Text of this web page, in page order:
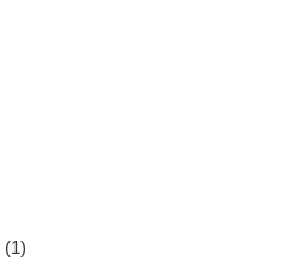
(1)